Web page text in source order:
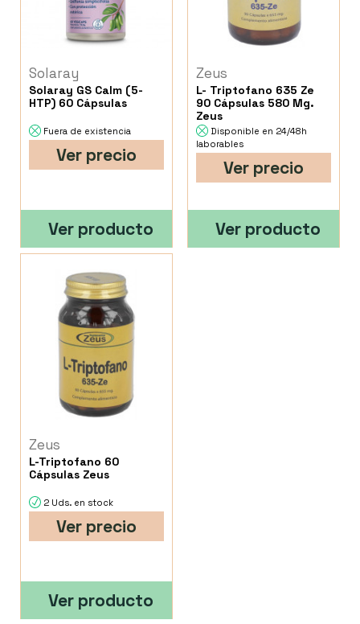
Solaray
Solaray GS Calm (5-
HTP) 60 Cápsulas
Fuera de existencia
Ver precio
Ver producto
Zeus
L- Triptofano 635 Ze
90 Cápsulas 580 Mg.
Zeus
Disponible en 24/48h
laborables
Ver precio
Ver producto
Zeus
L-Triptofano 60
Cápsulas Zeus
2 Uds. en stock
Ver precio
Ver producto